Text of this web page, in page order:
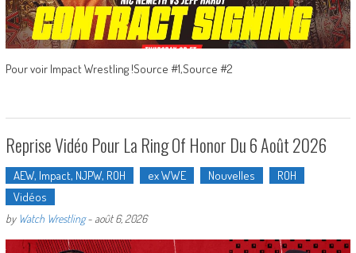
Pour voir Impact Wrestling !Source #1,Source #2
Reprise Vidéo Pour La Ring Of Honor Du 6 Août 2026
AEW, Impact, NJPW, ROH ex WWE Nouvelles
ROH
Vidéos
by Watch Wrestling- août 6, 2026